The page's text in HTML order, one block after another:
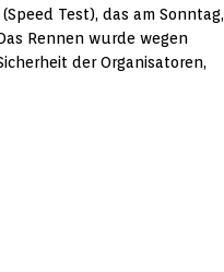
​​Test), das am Sonntag,
Rennen wurde wegen
der Organisatoren,